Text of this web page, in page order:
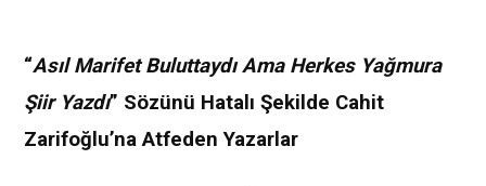
“Asıl Marifet Buluttaydı Ama Herkes Yağmura
Şiir Yazdı” Sözünü Hatalı Şekilde Cahit
Zarifoğlu’na Atfeden Yazarlar